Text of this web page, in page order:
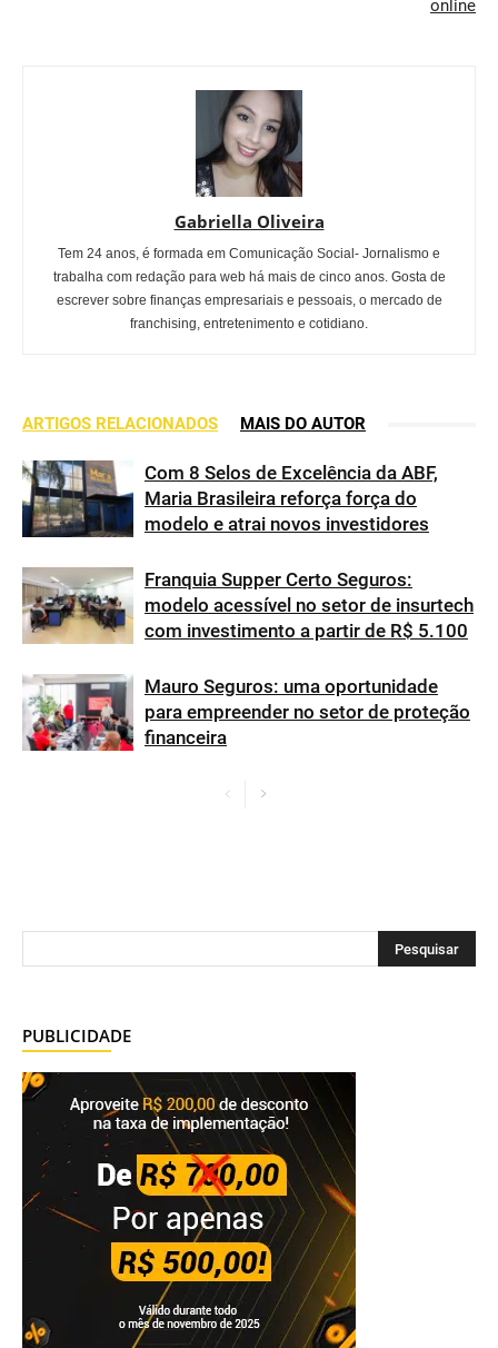
online
Gabriella Oliveira
Tem 24 anos, é formada em Comunicação Social- Jornalismo e
trabalha com redação para web há mais de cinco anos. Gosta de
escrever sobre finanças empresariais e pessoais, o mercado de
franchising, entretenimento e cotidiano.
ARTIGOS RELACIONADOS MAIS DO AUTOR
Com 8 Selos de Excelência da ABF,
Maria Brasileira reforça força do
modelo e atrai novos investidores
Franquia Supper Certo Seguros:
modelo acessível no setor de insurtech
com investimento a partir de R$ 5.100
Mauro Seguros: uma oportunidade
para empreender no setor de proteção
financeira
PUBLICIDADE